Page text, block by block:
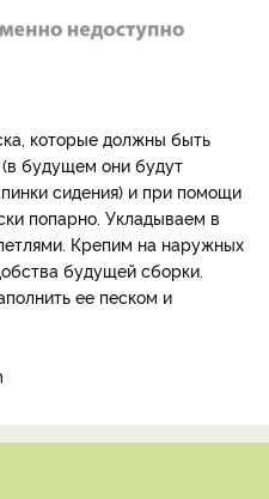
которые должны быть
будущем они будут
сидения) и при помощи
попарно. Укладываем в
Крепим на наружных
будущей сборки.
ее песком и